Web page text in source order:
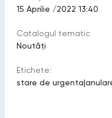
15 Aprilie /2022 13:40
Catalogul tematic
Noutăți
Etichete:
stare de urgenta|